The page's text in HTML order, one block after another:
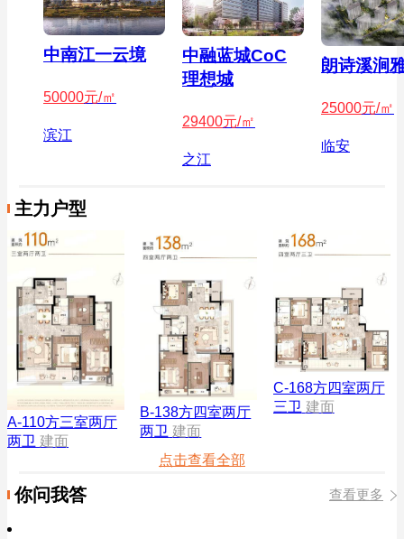
中南江一云境
50000元/㎡
滨江
中融蓝城CoC
理想城
29400元/㎡
之江
朗诗溪涧
25000元/㎡
临安
主力户型
A-110方三室两厅
两卫 建面
B-138方四室两厅
两卫 建面
C-168方四室两厅
三卫 建面
点击查看全部
你问我答 查看更多